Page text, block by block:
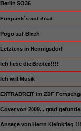
Berlin SO36
Funpunk´s not dead
Pogo auf Blech
Letztens in Hennigsdorf
Ich liebe die Breiten!!!!
Ich will Musik
EXTRABREIT im ZDF
Cover von 2009... grad
Ansage von Herrn Kleinkrieg